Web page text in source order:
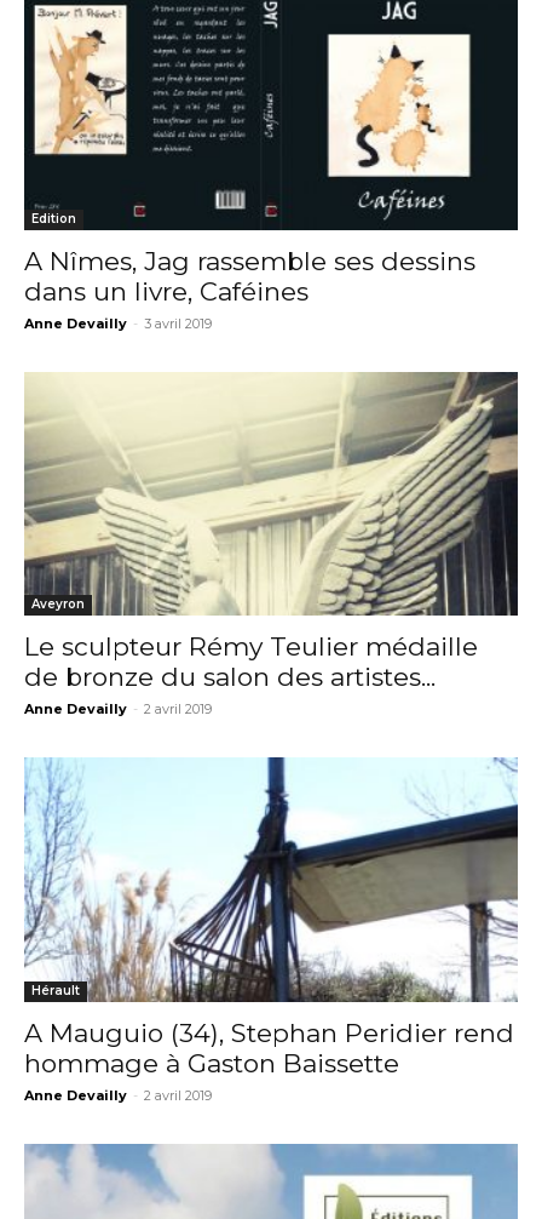
Edition
A Nîmes, Jag rassemble ses dessins
dans un livre, Caféines
Anne Devailly - 3 avril 2019
Aveyron
Le sculpteur Rémy Teulier médaille
de bronze du salon des artistes...
Anne Devailly - 2 avril 2019
Hérault
A Mauguio (34), Stephan Peridier rend
hommage à Gaston Baissette
Anne Devailly - 2 avril 2019